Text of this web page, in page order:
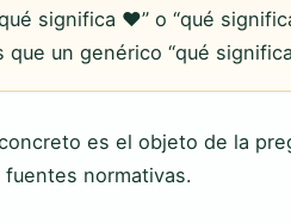
significa ❤” o “qué
que un genérico “qué
es el objeto de la
normativas.